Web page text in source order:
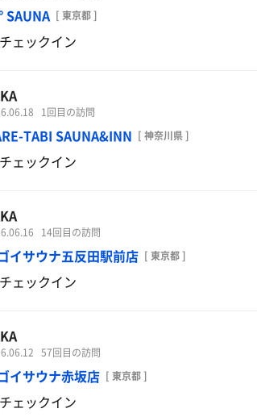
SAUNA [ 東京都 ]
チェックイン
1回目の訪問
TABI SAUNA&INN [ 神奈川県 ]
チェックイン
14回目の訪問
イサウナ五反田駅前店 [ 東京都 ]
チェックイン
57回目の訪問
イサウナ赤坂店 [ 東京都 ]
チェックイン